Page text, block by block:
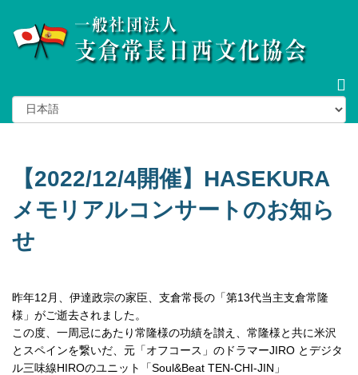
【2022/12/4開催】HASEKURA
メモリアルコンサートのお知ら
せ
昨年12 月、伊達政宗の家臣、支倉常長の「第13代当主支倉常隆
様」がご逝去されました。
この度、一周忌にあたり常隆様の功績を讃え、常隆様と共に米沢
とスペインを繋いだ、元「オフコース」のドラマーJIRO とデジタ
ル三味線HIROのユニット「Soul&Beat TEN-CHI-JIN 」